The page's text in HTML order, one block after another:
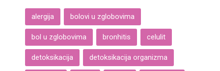
alergija bolovi u zglobovima
bol u zglobovima bronhitis celulit
detoksikacija detoksikacija organizma